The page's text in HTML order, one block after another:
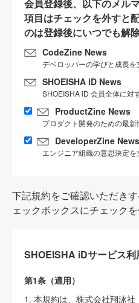
会員登録後、以下のメル
項目はチェックを外すと
のは登録後にいつでも解
CodeZine News
デベロッパーの学びと成長
SHOEISHA iD News
SHOEISHA iD 会員全体に対
ProductZine News
プロダクト開発のための最新
DeveloperZine News
エンジニア組織の意思決定
下記規約をご確認いただき
ェックボックスにチェック
SHOEISHA iDサービス利
第1条（適用）
1. 本規約は、株式会社翔泳社